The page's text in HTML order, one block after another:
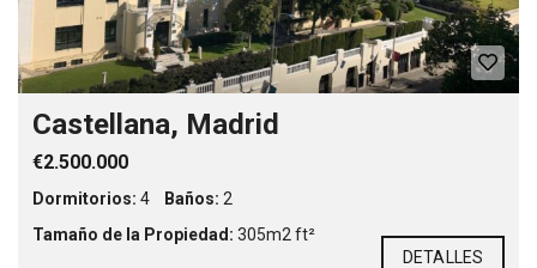
Castellana, Madrid
€2.500.000
Dormitorios: 4 Baños: 2
Tamaño de la Propiedad: 305m2 ft²
DETALLES